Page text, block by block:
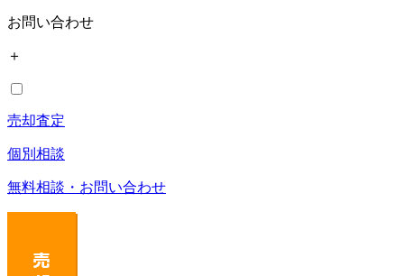
お問い合わせ
＋
売却査定
個別相談
無料相談・お問い合わせ